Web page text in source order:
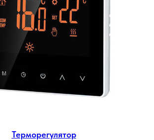
Терморегулятор